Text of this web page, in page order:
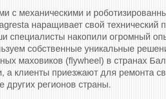
c механическими и
наращивает свой технический
специалисты накопили огромный
собственные уникальные
маховиков (flywheel) в странах
а клиенты приезжают для ремонта
других регионов страны.